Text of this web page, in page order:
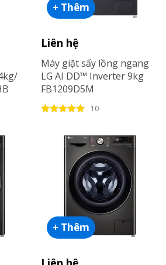
+ Thêm
Liên hệ
Máy giặt sấy lồng ngang
LG AI DD™ Inverter 9kg
FB1209D5M
10
+ Thêm